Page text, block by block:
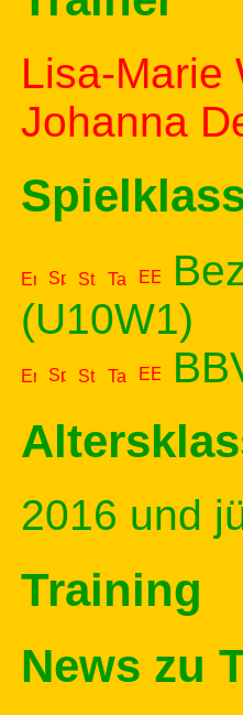
Lisa-Marie
Johanna
(U10W1)
2016 und
Training
News zu